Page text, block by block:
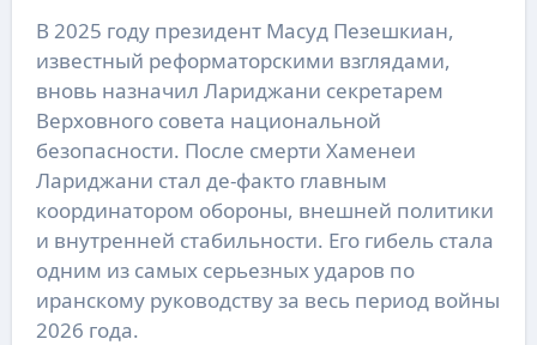
В 2025 году президент Масуд Пезешкиан,
известный реформаторскими взглядами,
вновь назначил Лариджани секретарем
Верховного совета национальной
безопасности. После смерти Хаменеи
Лариджани стал де-факто главным
координатором обороны, внешней политики
и внутренней стабильности. Его гибель стала
одним из самых серьезных ударов по
иранскому руководству за весь период войны
2026 года.